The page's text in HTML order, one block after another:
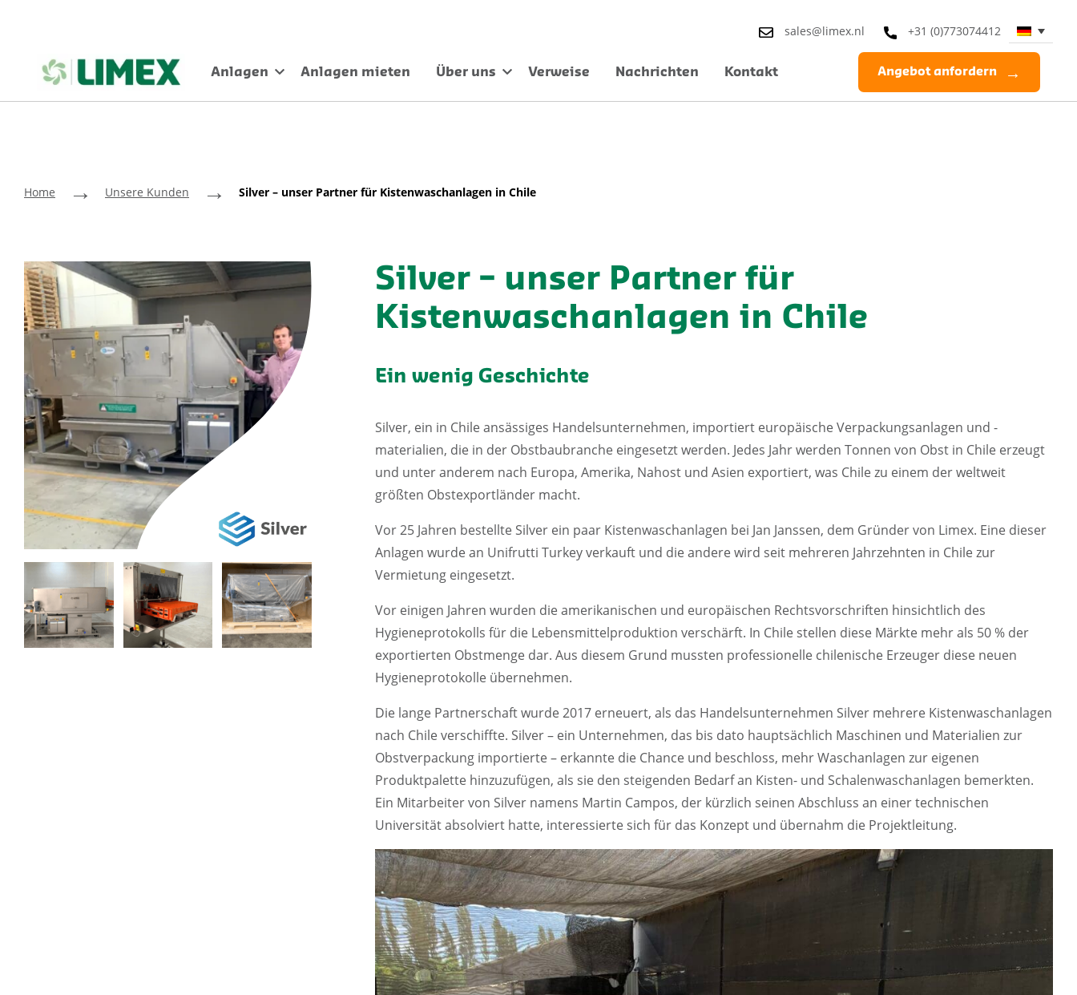
sales@limex.nl +31 (0)773074412
Anlagen Anlagen mieten Über uns Verweise Nachrichten Kontakt Angebot anfordern
Home → Unsere Kunden → Silver – unser Partner für Kistenwaschanlagen in Chile
Silver – unser Partner für
Kistenwaschanlagen in Chile
Ein wenig Geschichte
Silver, ein in Chile ansässiges Handelsunternehmen, importiert europäische Verpackungsanlagen und -
materialien, die in der Obstbaubranche eingesetzt werden. Jedes Jahr werden Tonnen von Obst in Chile erzeugt
und unter anderem nach Europa, Amerika, Nahost und Asien exportiert, was Chile zu einem der weltweit
größten Obstexportländer macht.
Vor 25 Jahren bestellte Silver ein paar Kistenwaschanlagen bei Jan Janssen, dem Gründer von Limex. Eine dieser
Anlagen wurde an Unifrutti Turkey verkauft und die andere wird seit mehreren Jahrzehnten in Chile zur
Vermietung eingesetzt.
Vor einigen Jahren wurden die amerikanischen und europäischen Rechtsvorschriften hinsichtlich des
Hygieneprotokolls für die Lebensmittelproduktion verschärft. In Chile stellen diese Märkte mehr als 50 % der
exportierten Obstmenge dar. Aus diesem Grund mussten professionelle chilenische Erzeuger diese neuen
Hygieneprotokolle übernehmen.
Die lange Partnerschaft wurde 2017 erneuert, als das Handelsunternehmen Silver mehrere Kistenwaschanlagen
nach Chile verschiffte. Silver – ein Unternehmen, das bis dato hauptsächlich Maschinen und Materialien zur
Obstverpackung importierte – erkannte die Chance und beschloss, mehr Waschanlagen zur eigenen
Produktpalette hinzuzufügen, als sie den steigenden Bedarf an Kisten- und Schalenwaschanlagen bemerkten.
Ein Mitarbeiter von Silver namens Martin Campos, der kürzlich seinen Abschluss an einer technischen
Universität absolviert hatte, interessierte sich für das Konzept und übernahm die Projektleitung.